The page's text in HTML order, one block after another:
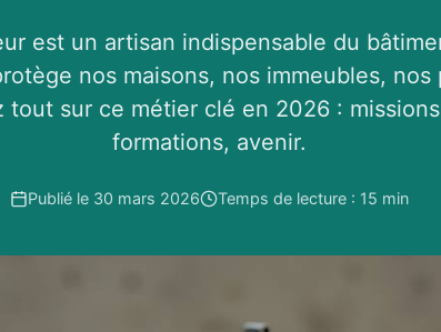
est un artisan indispensable du
nos maisons, nos immeubles, nos
tout sur ce métier clé en 2026 :
formations, avenir.
Publié le 30 mars 2026 Temps de lecture : 15 min